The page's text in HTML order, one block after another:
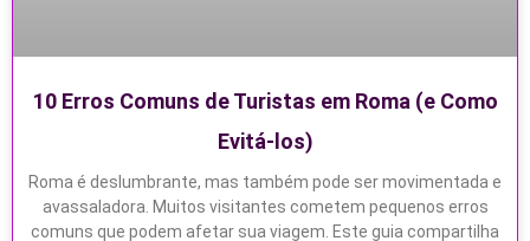
10 Erros Comuns de Turistas em Roma (e Como
Evitá-los)
Roma é deslumbrante, mas também pode ser movimentada e
avassaladora. Muitos visitantes cometem pequenos erros
comuns que podem afetar sua viagem. Este guia compartilha